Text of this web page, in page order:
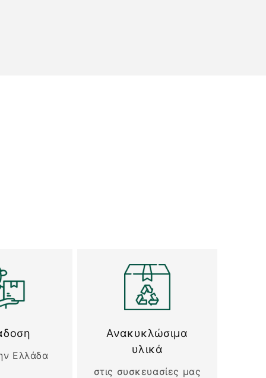
Ελλάδα
Ανακυκλώσιμα
υλικά
στις συσκευασίες μας